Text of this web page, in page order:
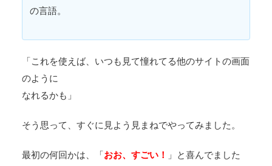
の言語。
「これを使えば、いつも見て憧れてる他のサイトの画面
のように
なれるかも」
そう思って、すぐに見よう見まねでやってみました。
最初の何回かは、「おお、すごい！
」と喜んでました